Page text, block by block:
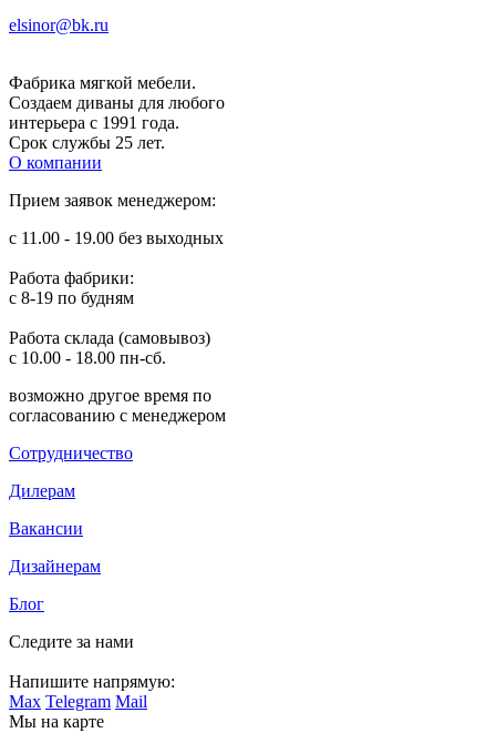
elsinor@bk.ru
Фабрика мягкой мебели.
Создаем диваны для любого
интерьера с 1991 года.
Срок службы 25 лет.
О компании
Прием заявок менеджером:
с 11.00 - 19.00 без выходных
Работа фабрики:
с 8-19 по будням
Работа склада (самовывоз)
с 10.00 - 18.00 пн-сб.
возможно другое время по
согласованию с менеджером
Сотрудничество
Дилерам
Вакансии
Дизайнерам
Блог
Следите за нами
Напишите напрямую:
Max Telegram Mail
Мы на карте